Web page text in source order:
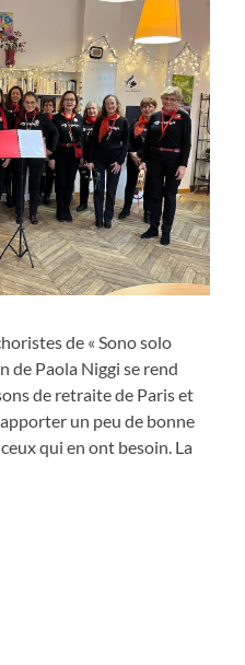
de « Sono solo
de Paola Niggi se rend
de retraite de Paris et
un peu de bonne
qui en ont besoin. La